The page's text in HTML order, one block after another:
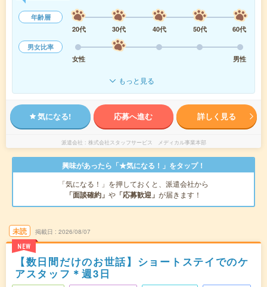
年齢層
20代
30代 40代 50代
60代
男女比率
女性
男性
もっと見る
気になる! 応募へ進む 詳しく見る
派遣会社 株式会社スタッフサービス メディカル事業本部
興味があったら「★気になる！」をタップ！
「気になる！」を押しておくと、派遣会社から
「面談確約」 や 「応募歓迎」 が届きます！
未読
NEW
掲載日 2026/08/07
【数日間だけのお世話】ショートステイでのケ
アスタッフ＊週3日